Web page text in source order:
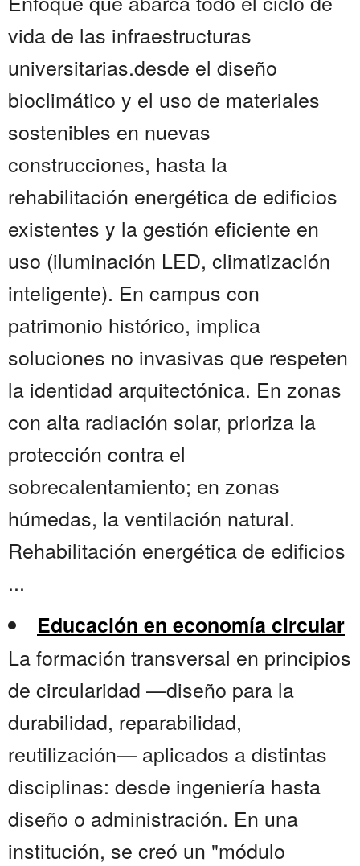
vida de las infraestructuras
universitarias.desde el diseño
bioclimático y el uso de materiales
sostenibles en nuevas
construcciones, hasta la
rehabilitación energética de edificios
existentes y la gestión eficiente en
uso (iluminación LED, climatización
inteligente). En campus con
patrimonio histórico, implica
soluciones no invasivas que respeten
la identidad arquitectónica. En zonas
con alta radiación solar, prioriza la
protección contra el
sobrecalentamiento; en zonas
húmedas, la ventilación natural.
Rehabilitación energética de edificios
...
Educación en economía circular
La formación transversal en principios
de circularidad —diseño para la
durabilidad, reparabilidad,
reutilización— aplicados a distintas
disciplinas: desde ingeniería hasta
diseño o administración. En una
institución, se creó un "módulo